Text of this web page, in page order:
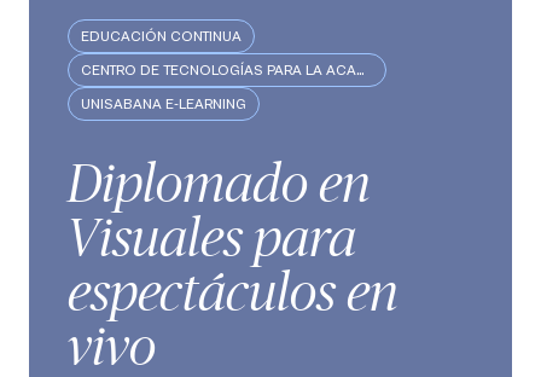
EDUCACIÓN CONTINUA
CENTRO DE TECNOLOGÍAS PARA LA ACADEMIA
UNISABANA E-LEARNING
Diplomado en
Visuales para
espectáculos en
vivo